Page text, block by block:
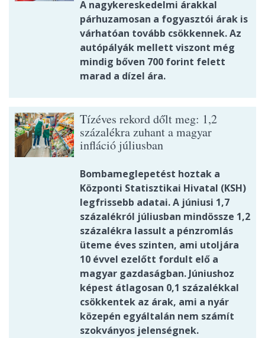
A nagykereskedelmi árakkal
párhuzamosan a fogyasztói árak is
várhatóan tovább csökkennek. Az
autópályák mellett viszont még
mindig bőven 700 forint felett
marad a dízel ára.
Tízéves rekord dőlt meg: 1,2
százalékra zuhant a magyar
infláció júliusban
Bombameglepetést hoztak a
Központi Statisztikai Hivatal (KSH)
legfrissebb adatai. A júniusi 1,7
százalékról júliusban mindössze 1,2
százalékra lassult a pénzromlás
üteme éves szinten, ami utoljára
10 évvel ezelőtt fordult elő a
magyar gazdaságban. Júniushoz
képest átlagosan 0,1 százalékkal
csökkentek az árak, ami a nyár
közepén egyáltalán nem számít
szokványos jelenségnek.